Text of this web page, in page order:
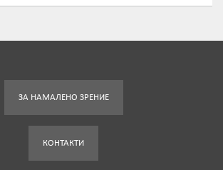
ЗА НАМАЛЕНО ЗРЕНИЕ
КОНТАКТИ